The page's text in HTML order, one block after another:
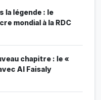
la légende : le
mondial à la RDC
chapitre : le «
Al Faisaly